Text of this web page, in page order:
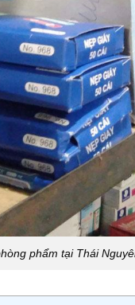
phẩm tại Thái